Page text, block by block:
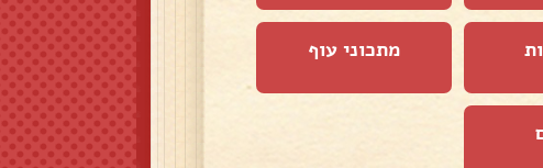
מתכוני עוף